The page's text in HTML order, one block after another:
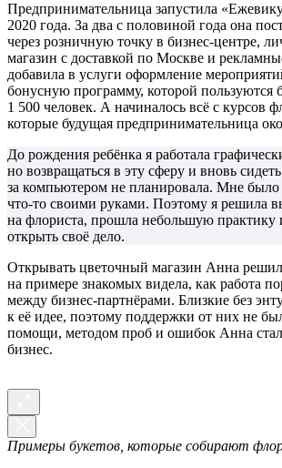
Предпринимательница запустила
2020 года. За два с половиной года она
через розничную точку в бизнес-центре,
магазин с доставкой по Москве и
добавила в услуги оформление
бонусную программу, которой пользуются
1 500 человек. А начиналось всё с курсов
которые будущая предпринимательница
До рождения ребёнка я работала
но возвращаться в эту сферу и вновь
за компьютером не планировала. Мне было
что-то своими руками. Поэтому я решила
на флориста, прошла небольшую практику
открыть своё дело.
Открывать цветочный магазин Анна
на примере знакомых видела, как работа
между бизнес-партнёрами. Близкие без
к её идее, поэтому поддержки от них не
помощи, методом проб и ошибок Анна
бизнес.
Примеры букетов, которые собирают